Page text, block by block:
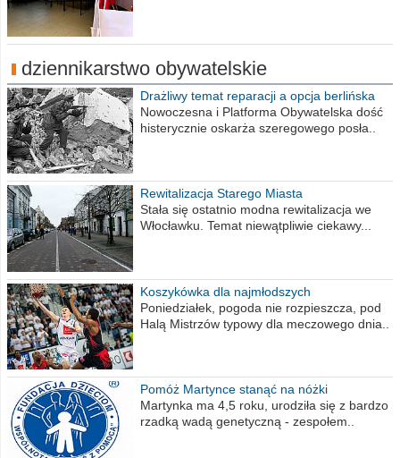
dziennikarstwo obywatelskie
Drażliwy temat reparacji a opcja berlińska
Nowoczesna i Platforma Obywatelska dość
histerycznie oskarża szeregowego posła..
Rewitalizacja Starego Miasta
Stała się ostatnio modna rewitalizacja we
Włocławku. Temat niewątpliwie ciekawy...
Koszykówka dla najmłodszych
Poniedziałek, pogoda nie rozpieszcza, pod
Halą Mistrzów typowy dla meczowego dnia..
Pomóż Martynce stanąć na nóżki
Martynka ma 4,5 roku, urodziła się z bardzo
rzadką wadą genetyczną - zespołem..